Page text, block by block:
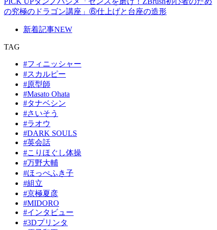
の究極のドラゴン講座」⑥仕上げと台座の造形
新着記事NEW
TAG
#フィニッシャー
#スカルピー
#原型師
#Masato Ohata
#タナベシン
#さいそう
#ラオウ
#DARK SOULS
#英会話
#こりほぐし体操
#万野大輔
#ほっぺふき子
#組立
#京極夏彦
#MIDORO
#インタビュー
#3Dプリンタ